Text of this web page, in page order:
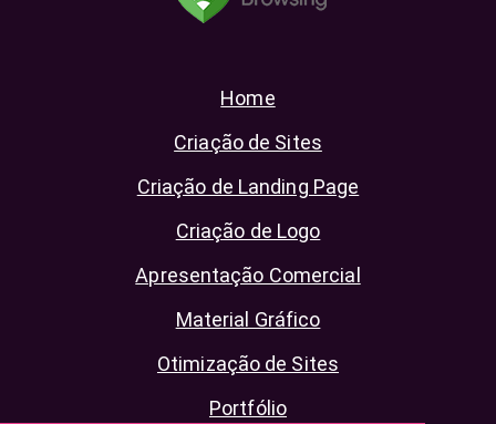
Home
Criação de Sites
Criação de Landing Page
Criação de Logo
Apresentação Comercial
Material Gráfico
Otimização de Sites
Portfólio